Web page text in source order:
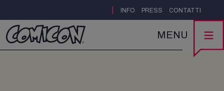
INFO PRESS CONTATTI
MENU